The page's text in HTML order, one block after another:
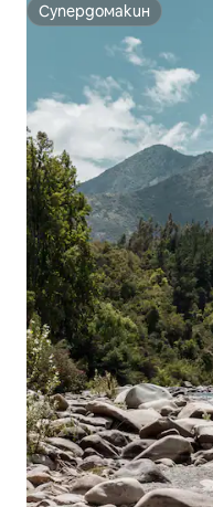
Супердомакин
Супердомакин